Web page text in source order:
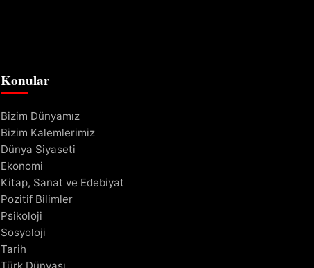
Konular
Bizim Dünyamız
Bizim Kalemlerimiz
Dünya Siyaseti
Ekonomi
Kitap, Sanat ve Edebiyat
Pozitif Bilimler
Psikoloji
Sosyoloji
Tarih